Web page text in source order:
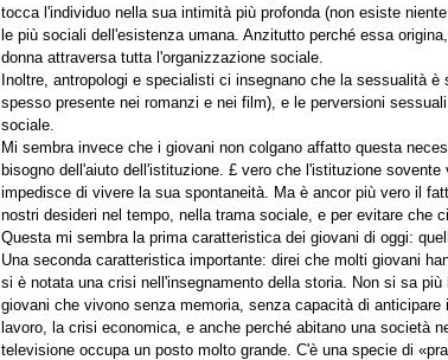
tocca l'individuo nella sua intimità più profonda (non esiste
le più sociali dell'esistenza umana. Anzitutto perché essa
donna attraversa tutta l'organizzazione sociale.
Inoltre, antropologi e specialisti ci insegnano che la sessualità
spesso presente nei romanzi e nei film), e le perversioni
sociale.
Mi sembra invece che i giovani non colgano affatto questa
bisogno dell'aiuto dell'istituzione. £ vero che l'istituzione
impedisce di vivere la sua spontaneità. Ma è ancor più vero il
nostri desideri nel tempo, nella trama sociale, e per evitare che
Questa mi sembra la prima caratteristica dei giovani di oggi:
Una seconda caratteristica importante: direi che molti giovani
si è notata una crisi nell'insegnamento della storia. Non si sa
giovani che vivono senza memoria, senza capacità di
lavoro, la crisi economica, e anche perché abitano una società
televisione occupa un posto molto grande. C'è una specie di